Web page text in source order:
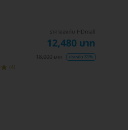
ราคาจองกับ HDmall
12,480 บาท
18,000 บาท ประหยัด 31%
(4)